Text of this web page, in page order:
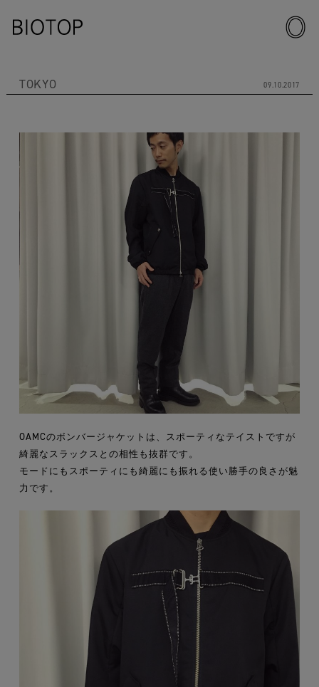
TOKYO 09.10.2017
OAMCのボンバージャケットは、スポーティなテイストですが
綺麗なスラックスとの相性も抜群です。
モードにもスポーティにも綺麗にも振れる使い勝手の良さが魅
力です。